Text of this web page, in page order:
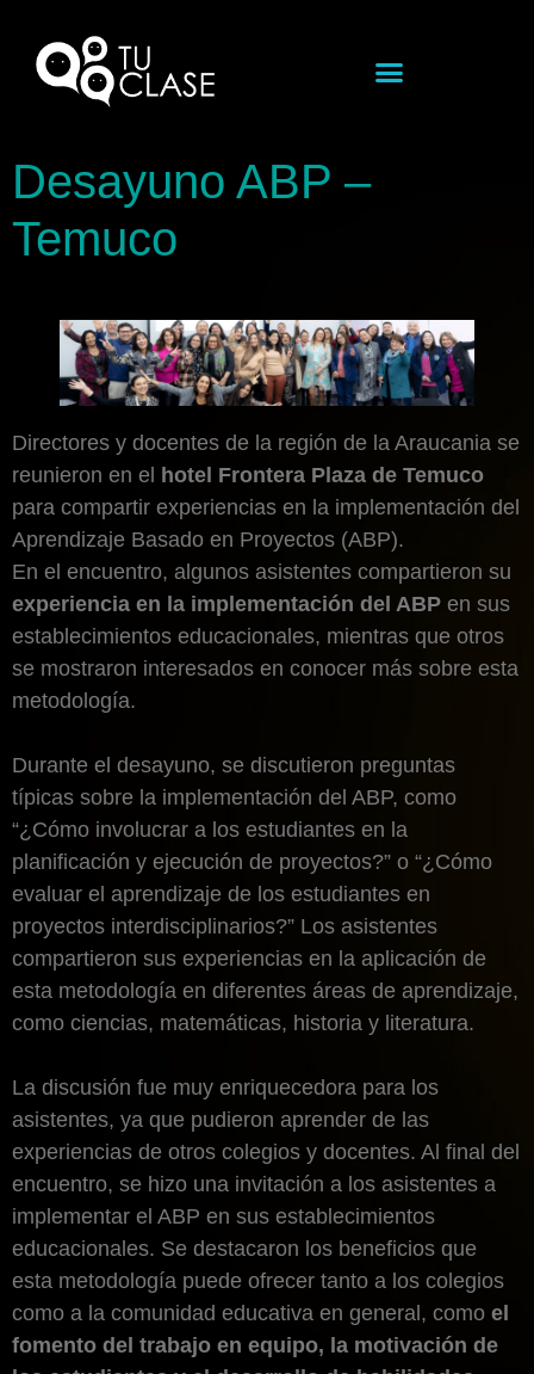
Desayuno ABP –
Temuco
Directores y docentes de la región de la Araucania se
reunieron en el
hotel Frontera Plaza de Temuco
para compartir experiencias en la implementación del
Aprendizaje Basado en Proyectos (ABP).
En el encuentro, algunos asistentes compartieron su
experiencia en la implementación del ABP en sus
establecimientos educacionales, mientras que otros
se mostraron interesados en conocer más sobre esta
metodología.
Durante el desayuno, se discutieron preguntas
típicas sobre la implementación del ABP, como
“¿Cómo involucrar a los estudiantes en la
planificación y ejecución de proyectos?” o “¿Cómo
evaluar el aprendizaje de los estudiantes en
proyectos interdisciplinarios?” Los asistentes
compartieron sus experiencias en la aplicación de
esta metodología en diferentes áreas de aprendizaje,
como ciencias, matemáticas, historia y literatura.
La discusión fue muy enriquecedora para los
asistentes, ya que pudieron aprender de las
experiencias de otros colegios y docentes. Al final del
encuentro, se hizo una invitación a los asistentes a
implementar el ABP en sus establecimientos
educacionales. Se destacaron los beneficios que
esta metodología puede ofrecer tanto a los colegios
como a la comunidad educativa en general, como el
fomento del trabajo en equipo, la motivación de